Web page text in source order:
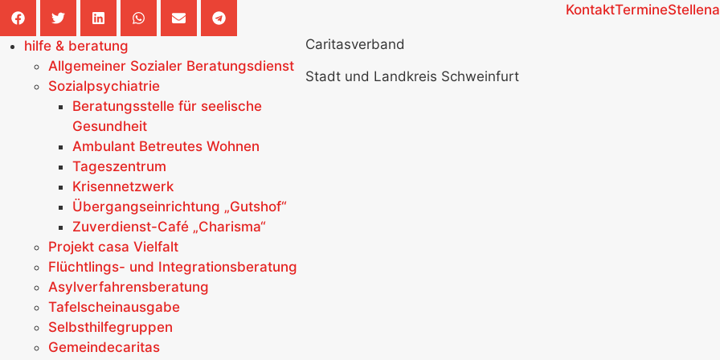
KontaktTermine
hilfe & beratung
Allgemeiner Sozialer Beratungsdienst
Sozialpsychiatrie
Beratungsstelle für seelische
Gesundheit
Ambulant Betreutes Wohnen
Tageszentrum
Krisennetzwerk
Übergangseinrichtung „Gutshof“
Zuverdienst-Café „Charisma“
Projekt casa Vielfalt
Flüchtlings- und Integrationsberatung
Asylverfahrensberatung
Tafelscheinausgabe
Selbsthilfegruppen
Gemeindecaritas
Caritasverband
Stadt und Landkreis Schweinfurt